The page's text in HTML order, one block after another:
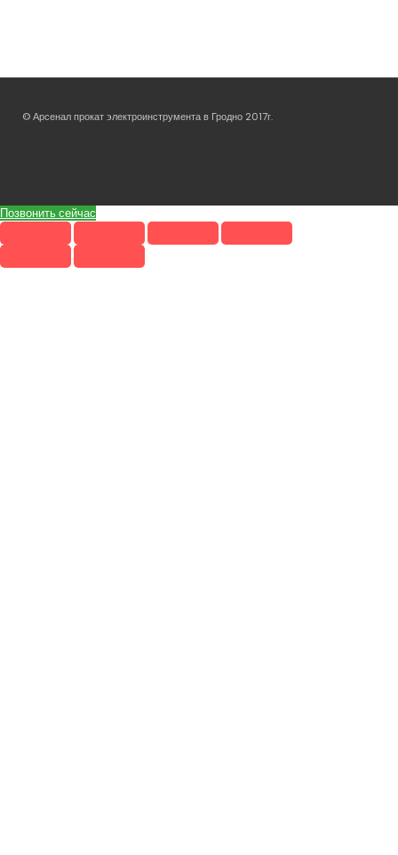
© Арсенал прокат электроинструмента в Гродно 2017г.
Позвонить сейчас